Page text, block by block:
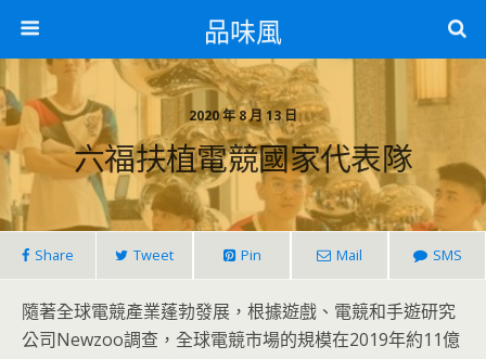
品味風
2020 年 8 月 13 日
六福扶植電競國家代表隊
Share Tweet Pin Mail SMS
隨著全球電競產業蓬勃發展，根據遊戲、電競和手遊研究
公司Newzoo調查，全球電競市場的規模在2019年約11億